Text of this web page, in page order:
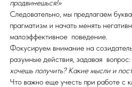
продвинешься!»
Следовательно, мы предлагаем
прагматизм и начать менять
малоэффективное поведение.
Фокусируем внимание на
разумные действия, задавая вопрос:
хочешь получить? Какие мысли и
Что важно еще учесть при работе с